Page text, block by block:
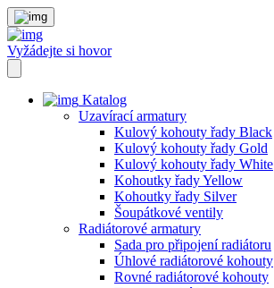
Vyžádejte si hovor
Katalog
Uzavírací armatury
Kulový kohouty řady Black
Kulový kohouty řady Gold
Kulový kohouty řady White
Kohoutky řady Yellow
Kohoutky řady Silver
Šoupátkové ventily
Radiátorové armatury
Sada pro připojení radiátoru
Úhlové radiátorové kohouty
Rovné radiátorové kohouty